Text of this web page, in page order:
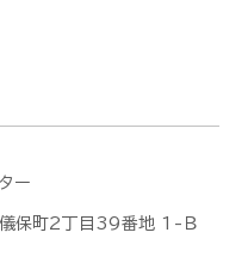
ー
保町2丁目39番地 1-Ｂ